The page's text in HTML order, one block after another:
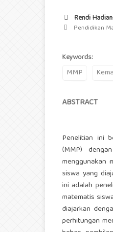
Rendi
Pendidikan
Keywords:
MMP
ABSTRACT
Penelitian ini
(MMP)
menggunakan
siswa yang
ini adalah
matematis
diajarkan
perhitungan